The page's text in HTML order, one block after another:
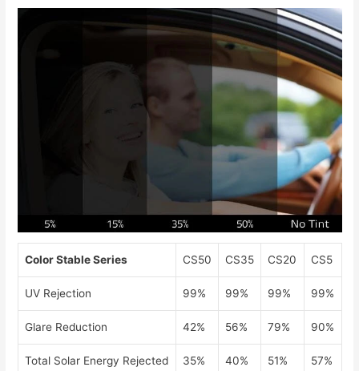
Color Stable Series CS50 CS35 CS20 CS5
UV Rejection 99% 99% 99% 99%
Glare Reduction 42% 56% 79% 90%
Total Solar Energy Rejected 35% 40% 51% 57%